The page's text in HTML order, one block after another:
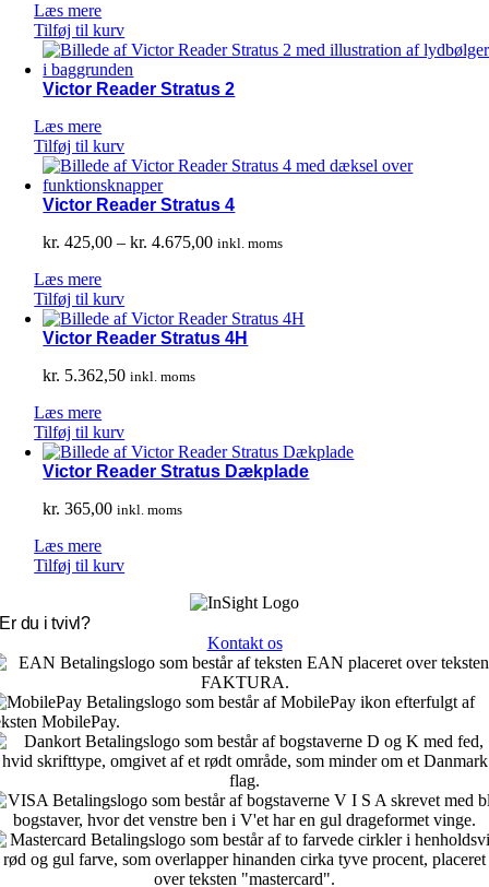
Læs mere
Tilføj til kurv
Victor Reader Stratus 2
Læs mere
Tilføj til kurv
Victor Reader Stratus 4
kr. 425,00 – kr. 4.675,00Prisinterval:
inkl. moms
Læs mere
Tilføj til kurv
Victor Reader Stratus 4H
kr. 5.362,50 inkl. moms
Læs mere
Tilføj til kurv
Victor Reader Stratus Dækplade
kr. 365,00 inkl. moms
Læs mere
Tilføj til kurv
Er du i tvivl?
Kontakt os